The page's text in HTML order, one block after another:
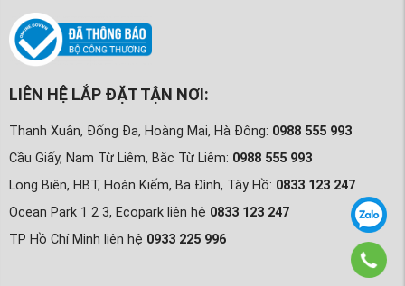
LIÊN HỆ LẮP ĐẶT TẬN NƠI:
Thanh Xuân, Đống Đa, Hoàng Mai, Hà Đông: 0988 555 993
Cầu Giấy, Nam Từ Liêm, Bắc Từ Liêm: 0988 555 993
Long Biên, HBT, Hoàn Kiếm, Ba Đình, Tây Hồ: 0833 123 247
Ocean Park 1 2 3, Ecopark liên hệ 0833 123 247
TP Hồ Chí Minh liên hệ 0933 225 996